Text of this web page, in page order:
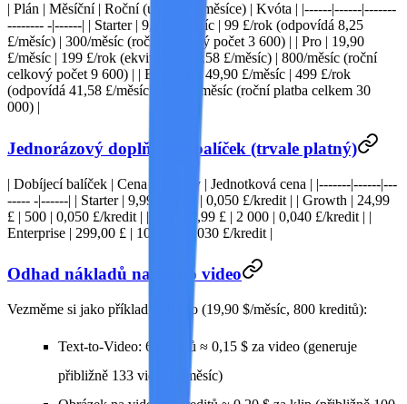
| Plán | Měsíční | Roční (ušetříte 2 měsíce) | Kvóta | |------|------|-------
-------- -|------| | Starter| 9,90 £/měsíc | 99 £/rok (odpovídá 8,25
£/měsíc) | 300/měsíc (roční celkový počet 3 600) | | Pro | 19,90
£/měsíc | 199 £/rok (ekvivalent 16,58 £/měsíc) | 800/měsíc (roční
celkový počet 9 600) | | Business
| 49,90 £/měsíc | 499 £/rok
(odpovídá 41,58 £/měsíc) | 2 500/měsíc (roční platba celkem 30
000) |
Jednorázový doplňkový balíček (trvale platný)
| Dobíjecí balíček | Cena | Kredity | Jednotková cena | |-------|------|---
----- -|------| | Starter| 9,99 £ | 200 | 0,050 £/kredit | | Growth | 24,99
£ | 500 | 0,050 £/kredit | |
| 79,99 £ | 2 000 | 0,040 £/kredit | |
Enterprise | 299,00 £ | 10 000 | 0,030 £/kredit |
Odhad nákladů na jedno video
Vezměme si jako příklad tarif Pro (19,90 $/měsíc, 800 kreditů):
Text-to-Video: 6 kreditů ≈ 0,15 $ za video (generuje
přibližně 133 videí za měsíc)